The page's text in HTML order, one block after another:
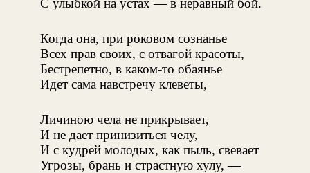
С улыбкой на устах — в неравный бой.
Когда она, при роковом сознанье
Всех прав своих, с отвагой красоты,
Бестрепетно, в каком-то обаянье
Идет сама навстречу клеветы,
Личиною чела не прикрывает,
И не дает принизиться челу,
И с кудрей молодых, как пыль, свевает
Угрозы, брань и страстную хулу, —